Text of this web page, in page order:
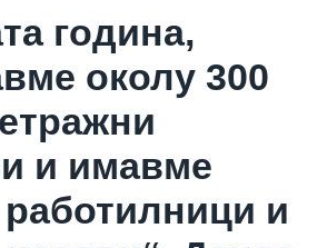
година,
околу 300
и имавме
работилници и